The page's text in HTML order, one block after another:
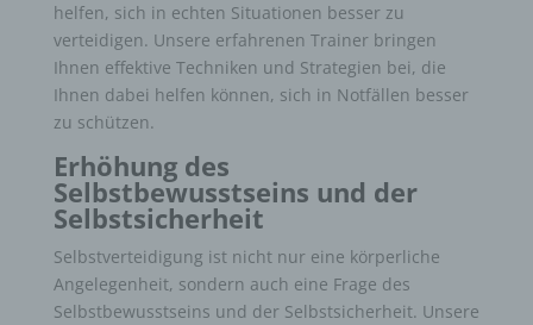
helfen, sich in echten Situationen besser zu
verteidigen. Unsere erfahrenen Trainer bringen
Ihnen effektive Techniken und Strategien bei, die
Ihnen dabei helfen können, sich in Notfällen besser
zu schützen.
Erhöhung des
Selbstbewusstseins und der
Selbstsicherheit
Selbstverteidigung ist nicht nur eine körperliche
Angelegenheit, sondern auch eine Frage des
Selbstbewusstseins und der Selbstsicherheit. Unsere